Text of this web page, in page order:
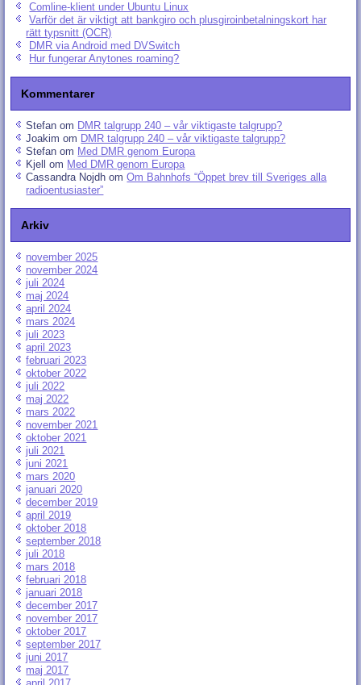
Comline-klient under Ubuntu Linux
Varför det är viktigt att bankgiro och plusgiroinbetalningskort har
rätt typsnitt (OCR)
DMR via Android med DVSwitch
Hur fungerar Anytones roaming?
Kommentarer
Stefan om DMR talgrupp 240 – vår viktigaste talgrupp?
Joakim om DMR talgrupp 240 – vår viktigaste talgrupp?
Stefan om Med DMR genom Europa
Kjell om Med DMR genom Europa
Cassandra Nojdh omOm Bahnhofs “Öppet brev till Sveriges alla
radioentusiaster”
Arkiv
november 2025
november 2024
juli 2024
maj 2024
april 2024
mars 2024
juli 2023
april 2023
februari 2023
oktober 2022
juli 2022
maj 2022
mars 2022
november 2021
oktober 2021
juli 2021
juni 2021
mars 2020
januari 2020
december 2019
april 2019
oktober 2018
september 2018
juli 2018
mars 2018
februari 2018
januari 2018
december 2017
november 2017
oktober 2017
september 2017
juni 2017
maj 2017